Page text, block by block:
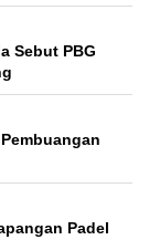
Sebut PBG
Padel